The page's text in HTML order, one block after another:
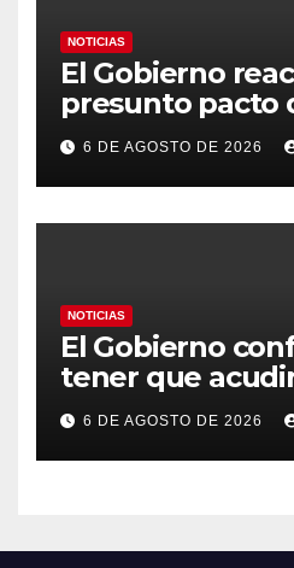
NOTICIAS
El Gobierno
presunto pacto
con Marruecos
final del Mundial
«Tiene que ser
6 DE AGOSTO DE 2026
NOTICIAS
El Gobierno
tener que
por el reparto
mientras el PP
apertura del
6 DE AGOSTO DE 2026